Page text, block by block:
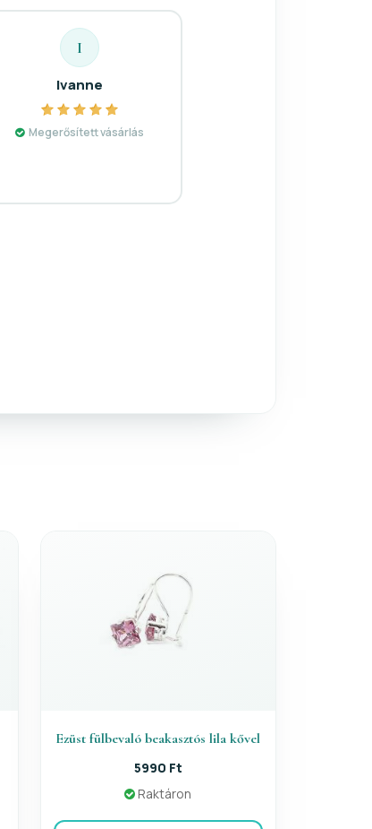
I
Ivanne
Megerősített vásárlás
Ezüst fülbevaló beakasztós lila kővel
5990 Ft
Raktáron